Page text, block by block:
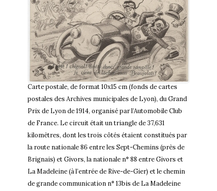
Carte postale, de format 10x15 cm (fonds de cartes
postales des Archives municipales de Lyon), du Grand
Prix de Lyon de 1914, organisé par l’Automobile Club
de France. Le circuit était un triangle de 37,631
kilomètres, dont les trois côtés étaient constitués par
la route nationale 86 entre les Sept-Chemins (près de
Brignais) et Givors, la nationale n° 88 entre Givors et
La Madeleine (à l’entrée de Rive-de-Gier) et le chemin
de grande communication n° 13bis de La Madeleine